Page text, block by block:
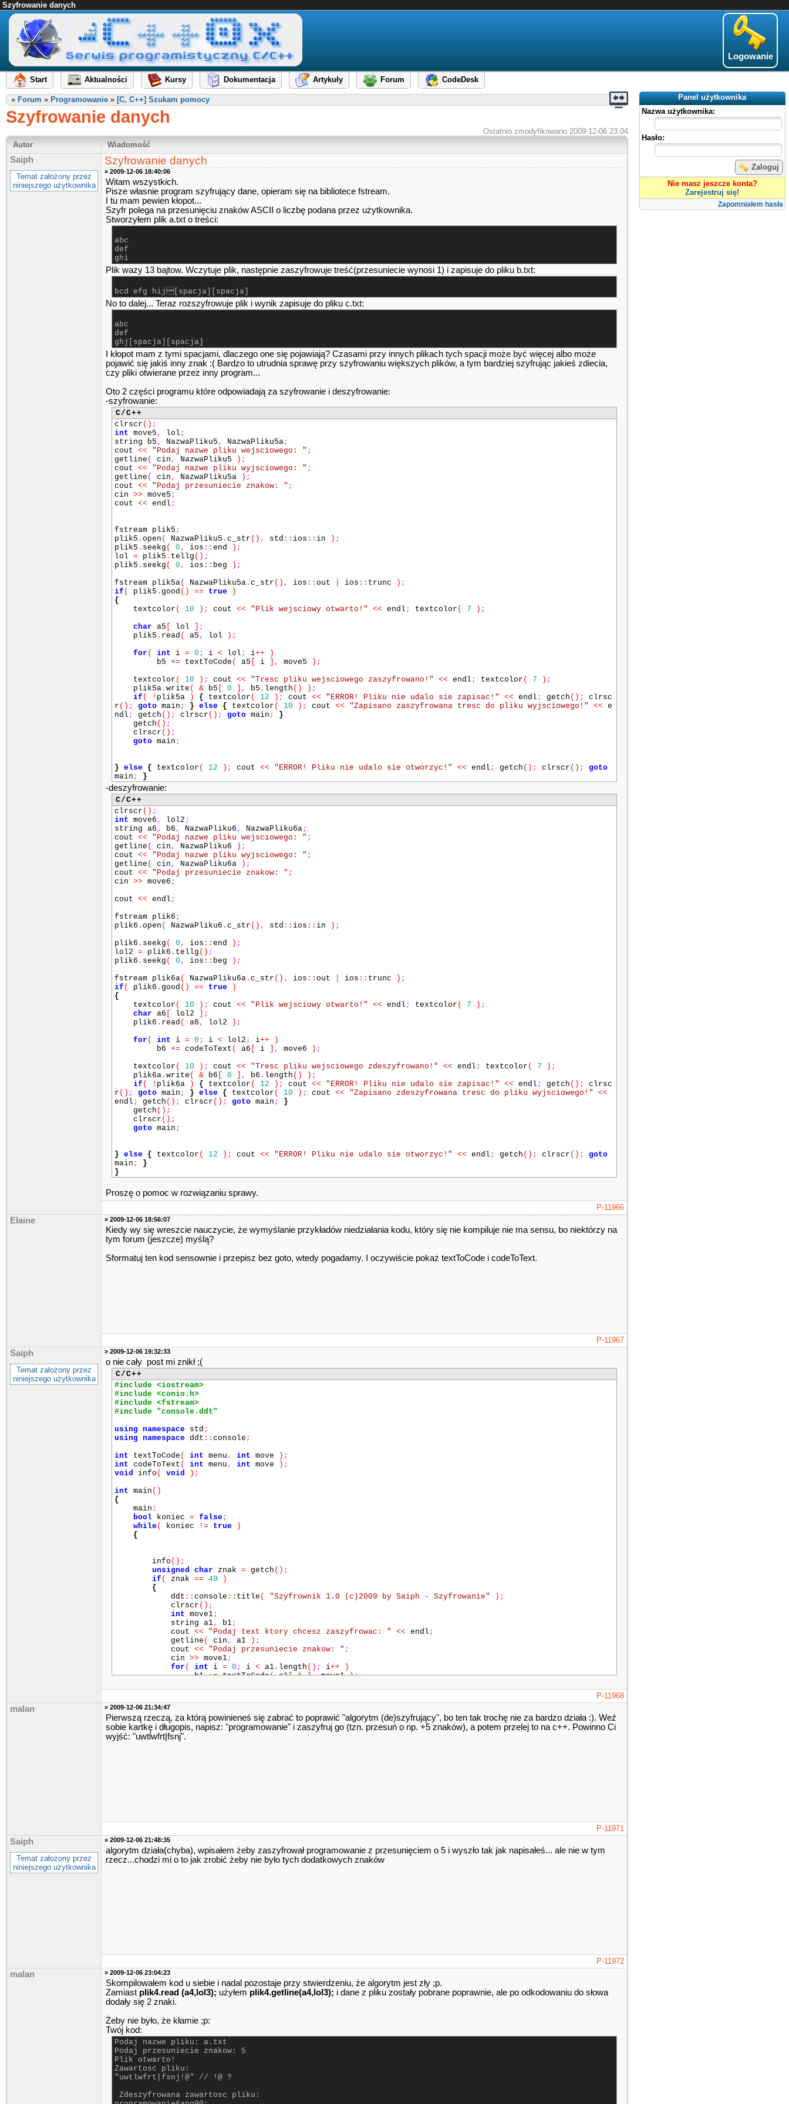
Szyfrowanie danych
Logowanie
Start Aktualności Kursy Dokumentacja Artykuły Forum
CodeDesk
Panel użytkownika
Nazwa użytkownika:
Hasło:
Zaloguj
Nie masz jeszcze konta?
Zarejestruj się!
Zapomniałem hasła
» Forum » Programowanie » [C, C++] Szukam pomocy
Szyfrowanie danych
Ostatnio zmodyfikowano 2009-12-06 23:04
Autor
Wiadomość
Saiph
Temat założony przez
niniejszego użytkownika
Szyfrowanie danych
» 2009-12-06 18:40:06
Witam wszystkich.
Pisze własnie program szyfrujący dane, opieram się na bibliotece fstream.
I tu mam pewien kłopot...
Szyfr polega na przesunięciu znaków ASCII o liczbę podana przez użytkownika.
Stworzyłem plik a.txt o treści:
abc
def
ghi
Plik wazy 13 bajtow. Wczytuje plik, następnie zaszyfrowuje treść(przesuniecie wynosi 1) i zapisuje do pliku b.txt:
bcd efg hij[spacja][spacja]
No to dalej... Teraz rozszyfrowuje plik i wynik zapisuje do pliku c.txt:
abc
def
ghj[spacja][spacja]
I kłopot mam z tymi spacjami, dlaczego one się pojawiają? Czasami przy innych plikach tych spacji może być więcej albo może
pojawić się jakiś inny znak :( Bardzo to utrudnia sprawę przy szyfrowaniu większych plików, a tym bardziej szyfrując jakieś zdiecia,
czy pliki otwierane przez inny program...
Oto 2 części programu które odpowiadają za szyfrowanie i deszyfrowanie:
-szyfrowanie:
C/C++
clrscr () ;
int move5 , lol ;
string b5 , NazwaPliku5 , NazwaPliku5a;
cout << "Podaj nazwe pliku wejsciowego: " ;
getline ( cin , NazwaPliku5 ) ;
cout << "Podaj nazwe pliku wyjsciowego: " ;
getline ( cin , NazwaPliku5a ) ;
cout << "Podaj przesuniecie znakow: " ;
cin >> move5 ;
cout << endl ;
fstream plik5 ;
plik5 . open ( NazwaPliku5 . c_str () , std :: ios :: in ) ;
plik5 . seekg ( 0 , ios :: end ) ;
lol = plik5 . tellg () ;
plik5 . seekg ( 0 , ios :: beg ) ;
fstream plik5a( NazwaPliku5a . c_str () , ios :: out ios :: trunc ) ;
if ( plik5 . good () == true
)
{
textcolor ( 10 ) ; cout << "Plik wejsciowy otwarto!" << endl ; textcolor ( 7 ) ;
char a5 lol
;
plik5 . read ( a5 , lol ) ;
for ( int i = 0 ; i < lol ; i++
)
b5 += textToCode ( a5 i , move5 ) ;
textcolor ( 10 ) ; cout << "Tresc pliku wejsciowego zaszyfrowano!" << endl ; textcolor ( 7 ) ;
plik5a . write ( & b5 0 , b5 . length () ) ;
if ( ! plik5a ) { textcolor ( 12 ) ; cout << "ERROR! Pliku nie udalo sie zapisac!" << endl ; getch () ;
clrsc
r () ; goto main ; } else { textcolor ( 10 ) ; cout << "Zapisano zaszyfrowana tresc do pliku wyjsciowego!" << e
ndl ; getch () ; clrscr () ; goto main ;
}
getch () ;
clrscr () ;
goto main ;
} else { textcolor ( 12 ) ; cout << "ERROR! Pliku nie udalo sie otworzyc!" << endl ; getch () ; clrscr () ;
goto
main ; }
-deszyfrowanie:
C/C++
clrscr () ;
int move6 , lol2 ;
string a6 , b6 , NazwaPliku6 , NazwaPliku6a;
cout << "Podaj nazwe pliku wejsciowego: " ;
getline ( cin , NazwaPliku6 ) ;
cout << "Podaj nazwe pliku wyjsciowego: " ;
getline ( cin , NazwaPliku6a ) ;
cout << "Podaj przesuniecie znakow: " ;
cin >> move6 ;
cout << endl ;
fstream plik6 ;
plik6 . open ( NazwaPliku6 . c_str () , std :: ios :: in ) ;
plik6 . seekg ( 0 , ios :: end ) ;
lol2 = plik6 . tellg () ;
plik6 . seekg ( 0 , ios :: beg ) ;
fstream plik6a( NazwaPliku6a . c_str () , ios :: out ios :: trunc ) ;
if ( plik6 . good () == true
)
{
textcolor ( 10 ) ; cout << "Plik wejsciowy otwarto!" << endl ; textcolor ( 7 ) ;
char a6 lol2
;
plik6 . read ( a6 , lol2 ) ;
for ( int i = 0 ; i < lol2 ; i++
)
b6 += codeToText ( a6 i , move6 ) ;
textcolor ( 10 ) ; cout << "Tresc pliku wejsciowego zdeszyfrowano!" << endl ; textcolor ( 7 ) ;
plik6a . write ( & b6 0 , b6 . length () ) ;
if ( ! plik6a ) { textcolor ( 12 ) ; cout << "ERROR! Pliku nie udalo sie zapisac!" << endl ; getch () ;
clrsc
r () ; goto main ; } else { textcolor ( 10 ) ; cout << "Zapisano zdeszyfrowana tresc do pliku wyjsciowego!"
<<
endl ; getch () ; clrscr () ; goto main ;
}
getch () ;
clrscr () ;
goto main ;
} else { textcolor ( 12 ) ; cout << "ERROR! Pliku nie udalo sie otworzyc!" << endl ; getch () ; clrscr () ;
goto
main ;
}
}
Proszę o pomoc w rozwiązaniu sprawy.
P-11966
Elaine » 2009-12-06 18:56:07
Kiedy wy się wreszcie nauczycie, że wymyślanie przykładów niedziałania kodu, który się nie kompiluje nie ma sensu, bo niektórzy na
tym forum (jeszcze) myślą?
Sformatuj ten kod sensownie i przepisz bez goto, wtedy pogadamy. I oczywiście pokaż textToCode i codeToText.
P-11967
Saiph
Temat założony przez
niniejszego użytkownika
» 2009-12-06 19:32:33
o nie cały post mi znikł ;(
C/C++
#include <iostream>
#include <conio.h>
#include <fstream>
#include "console.ddt"
using namespace std ;
using namespace ddt :: console ;
int textToCode ( int menu , int move ) ;
int codeToText ( int menu , int move ) ;
void info ( void ) ;
int main ()
{
main :
bool koniec = false;
while( koniec != true
)
{
info () ;
unsigned char znak = getch () ;
if ( znak == 49
)
{
ddt :: console :: title ( "Szyfrownik 1.0 (c)2009 by Saiph - Szyfrowanie" ) ;
clrscr () ;
int move1;
string a1, b1;
cout << "Podaj text ktory chcesz zaszyfrowac: " << endl ;
getline ( cin , a1 ) ;
cout << "Podaj przesuniecie znakow: " ;
cin >> move1;
for ( int i = 0 ; i < a1 . length () ; i++
)
b1+=textToCode(a1[i],move1);
cout<< "Zaszyfrowany tekst to:" <<endl<<b1<<endl;
getch
clrscr() ;
gotomain;
}
for( inti= 0;i<a2.length();i++ )
b2
cout<< endl ;
string a3,b3,NazwaPliku3;
cout<< "Podaj nazwe pliku: ";
getline
cout<< "Podaj text ktory chcesz zaszyfrowac: " <<endl;
getline (cin,a3) ;
cout
cout<<endl
fstream plik3
for( inti= 0 i
b3
cout
<< "Zaszyfrowany tekst to:"
plik3
write b3
if
!plik3) { textcolor
P-11968
malan » 2009-12-06 21:34:47
Pierwszą rzeczą, za którą powinieneś się zabrać to poprawić "algorytm (de)szyfrujący", bo ten tak trochę nie za bardzo działa :). Weź
sobie kartkę i długopis, napisz: "programowanie" i zaszyfruj go (tzn. przesuń o np. +5 znaków), a potem przelej to na c++. Powinno Ci
wyjść: "uwtlwfrt|fsnj".
P-11971
Saiph
Temat założony przez
niniejszego użytkownika
» 2009-12-06 21:48:35
algorytm działa(chyba), wpisałem żeby zaszyfrował programowanie z przesunięciem o 5 i wyszło tak jak napisałeś... ale nie w tym
rzecz...chodzi mi o to jak zrobić żeby nie było tych dodatkowych znaków
P-11972
malan » 2009-12-06 23:04:23
Skompilowałem kod u siebie i nadal pozostaje przy stwierdzeniu, że algorytm jest zły ;p.
Zamiast plik4.read (a4,lol3); użyłem plik4.getline(a4,lol3); i dane z pliku zostały pobrane poprawnie, ale po odkodowaniu do słowa
dodały się 2 znaki.
Żeby nie było, że kłamie ;p:
Twój kod:
Podaj nazwe pliku: a.txt
Podaj przesuniecie znakow: 5
Plik otwarto!
Zawartosc pliku:
"uwtlwfrt|fsnj!@" // !@ ?
Zdeszyfrowana zawartosc pliku: